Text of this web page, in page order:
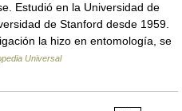
Estudió en la Universidad de
de Stanford desde 1959.
la hizo en entomología, se
Universal